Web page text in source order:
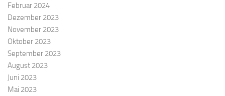
Februar 2024
Dezember 2023
November 2023
Oktober 2023
September 2023
August 2023
Juni 2023
Mai 2023